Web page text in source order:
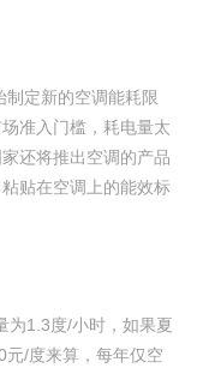
定新的空调能耗限
准入门槛，耗电量太
还将推出空调的产品
贴在空调上的能效标
为1.3度/小时，如果夏
/度来算，每年仅空